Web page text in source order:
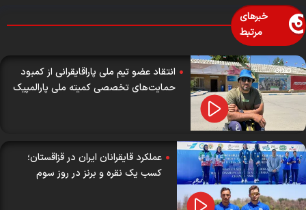
خبرهای
مرتبط
انتقاد عضو تیم ملی پاراقایقرانی از کمبود
حمایت‌های تخصصی کمیته ملی پارالمپیک
عملکرد قایقرانان ایران در قزاقستان؛
کسب یک نقره و برنز در روز سوم